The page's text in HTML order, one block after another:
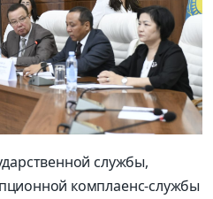
службы,
комплаенс-службы